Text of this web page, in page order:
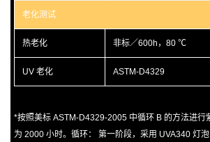
老化测试
热老化 非标／600h，80 ℃
UV 老化 ASTM-D4329
*按照美标 ASTM-D4329-2005 中循环 B 的方法进行
为 2000 小时。循环： 第一阶段，采用 UVA340 灯泡